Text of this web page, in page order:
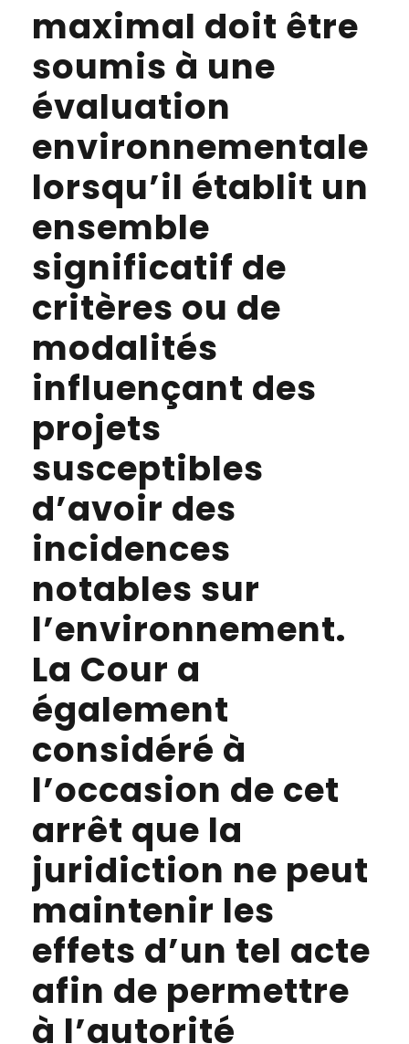
maximal doit être
soumis à une
évaluation
environnementale
lorsqu’il établit un
ensemble
significatif de
critères ou de
modalités
influençant des
projets
susceptibles
d’avoir des
incidences
notables sur
l’environnement.
La Cour a
également
considéré à
l’occasion de cet
arrêt que la
juridiction ne peut
maintenir les
effets d’un tel acte
afin de permettre
à l’autorité